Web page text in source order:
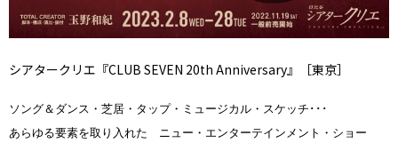
シアタークリエ『CLUB SEVEN 20th Anniversary』［東京］
ソング＆ダンス・芝居・タップ・ミュージカル・スケッチ･･･
あらゆる要素を取り入れた ニュー・エンターテインメント・ショー